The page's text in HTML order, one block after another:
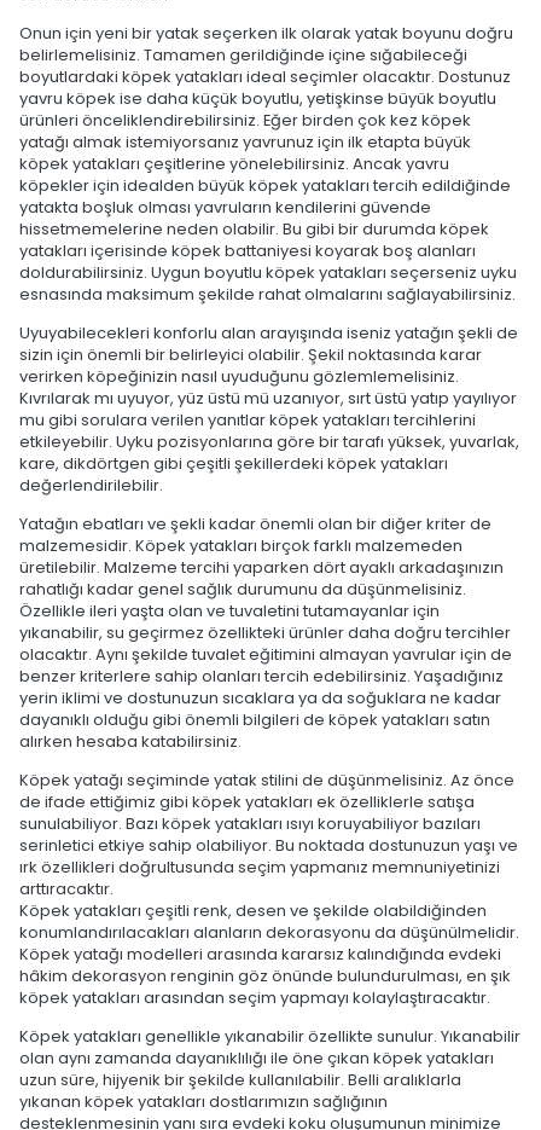
Onun için yeni bir yatak seçerken ilk olarak yatak boyunu doğru
belirlemelisiniz. Tamamen gerildiğinde içine sığabileceği
boyutlardaki köpek yatakları ideal seçimler olacaktır. Dostunuz
yavru köpek ise daha küçük boyutlu, yetişkinse büyük boyutlu
ürünleri önceliklendirebilirsiniz. Eğer birden çok kez köpek
yatağı almak istemiyorsanız yavrunuz için ilk etapta büyük
köpek yatakları çeşitlerine yönelebilirsiniz. Ancak yavru
köpekler için idealden büyük köpek yatakları tercih edildiğinde
yatakta boşluk olması yavruların kendilerini güvende
hissetmemelerine neden olabilir. Bu gibi bir durumda köpek
yatakları içerisinde köpek battaniyesi koyarak boş alanları
doldurabilirsiniz. Uygun boyutlu köpek yatakları seçerseniz uyku
esnasında maksimum şekilde rahat olmalarını sağlayabilirsiniz.
Uyuyabilecekleri konforlu alan arayışında iseniz yatağın şekli de
sizin için önemli bir belirleyici olabilir. Şekil noktasında karar
verirken köpeğinizin nasıl uyuduğunu gözlemlemelisiniz.
Kıvrılarak mı uyuyor, yüz üstü mü uzanıyor, sırt üstü yatıp yayılıyor
mu gibi sorulara verilen yanıtlar köpek yatakları tercihlerini
etkileyebilir. Uyku pozisyonlarına göre bir tarafı yüksek, yuvarlak,
kare, dikdörtgen gibi çeşitli şekillerdeki köpek yatakları
değerlendirilebilir.
Yatağın ebatları ve şekli kadar önemli olan bir diğer kriter de
malzemesidir. Köpek yatakları birçok farklı malzemeden
üretilebilir. Malzeme tercihi yaparken dört ayaklı arkadaşınızın
rahatlığı kadar genel sağlık durumunu da düşünmelisiniz.
Özellikle ileri yaşta olan ve tuvaletini tutamayanlar için
yıkanabilir, su geçirmez özellikteki ürünler daha doğru tercihler
olacaktır. Aynı şekilde tuvalet eğitimini almayan yavrular için de
benzer kriterlere sahip olanları tercih edebilirsiniz. Yaşadığınız
yerin iklimi ve dostunuzun sıcaklara ya da soğuklara ne kadar
dayanıklı olduğu gibi önemli bilgileri de köpek yatakları satın
alırken hesaba katabilirsiniz.
Köpek yatağı seçiminde yatak stilini de düşünmelisiniz. Az önce
de ifade ettiğimiz gibi köpek yatakları ek özelliklerle satışa
sunulabiliyor. Bazı köpek yatakları ısıyı koruyabiliyor bazıları
serinletici etkiye sahip olabiliyor. Bu noktada dostunuzun yaşı ve
ırk özellikleri doğrultusunda seçim yapmanız memnuniyetinizi
arttıracaktır.
Köpek yatakları çeşitli renk, desen ve şekilde olabildiğinden
konumlandırılacakları alanların dekorasyonu da düşünülmelidir.
Köpek yatağı modelleri arasında kararsız kalındığında evdeki
hâkim dekorasyon renginin göz önünde bulundurulması, en şık
köpek yatakları arasından seçim yapmayı kolaylaştıracaktır.
Köpek yatakları genellikle yıkanabilir özellikte sunulur. Yıkanabilir
olan aynı zamanda dayanıklılığı ile öne çıkan köpek yatakları
uzun süre, hijyenik bir şekilde kullanılabilir. Belli aralıklarla
yıkanan köpek yatakları dostlarımızın sağlığının
desteklenmesinin yanı sıra evdeki koku oluşumunun minimize